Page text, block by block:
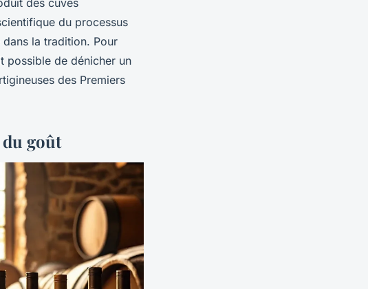
des cuves
du processus
dans la tradition. Pour
possible de dénicher un
des Premiers
du goût